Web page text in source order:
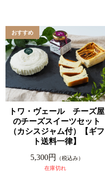
トワ・ヴェール チーズ屋
のチーズスイーツセット
（カシスジャム付）【ギフ
ト送料一律】
5,300円
（税込み）
在庫切れ